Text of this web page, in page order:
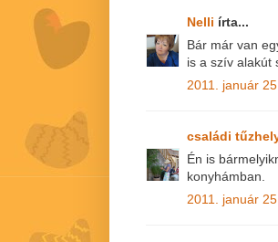
Nelli írta...
Bár már van
is a szív alakút
2011. január
családi
Én is
konyhámban.
2011. január